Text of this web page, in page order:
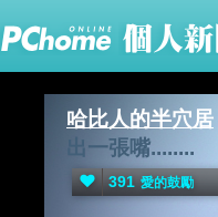
哈比人的半穴居
出一張嘴........
391 愛的鼓勵